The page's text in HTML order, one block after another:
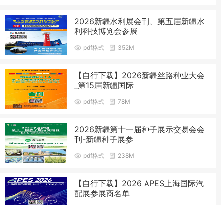
2026新疆水利展会刊、第五届新疆水
利科技博览会参展
pdf格式 352M
【自行下载】2026新疆丝路种业大会
_第15届新疆国际
pdf格式 78M
2026新疆第十一届种子展示交易会会
刊-新疆种子展参
pdf格式 238M
【自行下载】2026 APES上海国际汽
配展参展商名单